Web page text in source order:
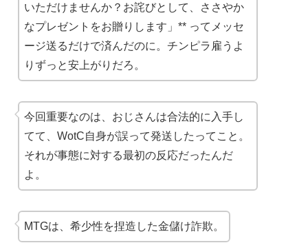
いただけませんか？お詫びとして、ささやか
なプレゼントをお贈りします」** ってメッセ
ージ送るだけで済んだのに。チンピラ雇うよ
りずっと安上がりだろ。
今回重要なのは、おじさんは合法的に入手し
てて、WotC自身が誤って発送したってこと。
それが事態に対する最初の反応だったんだ
よ。
MTGは、希少性を捏造した金儲け詐欺。